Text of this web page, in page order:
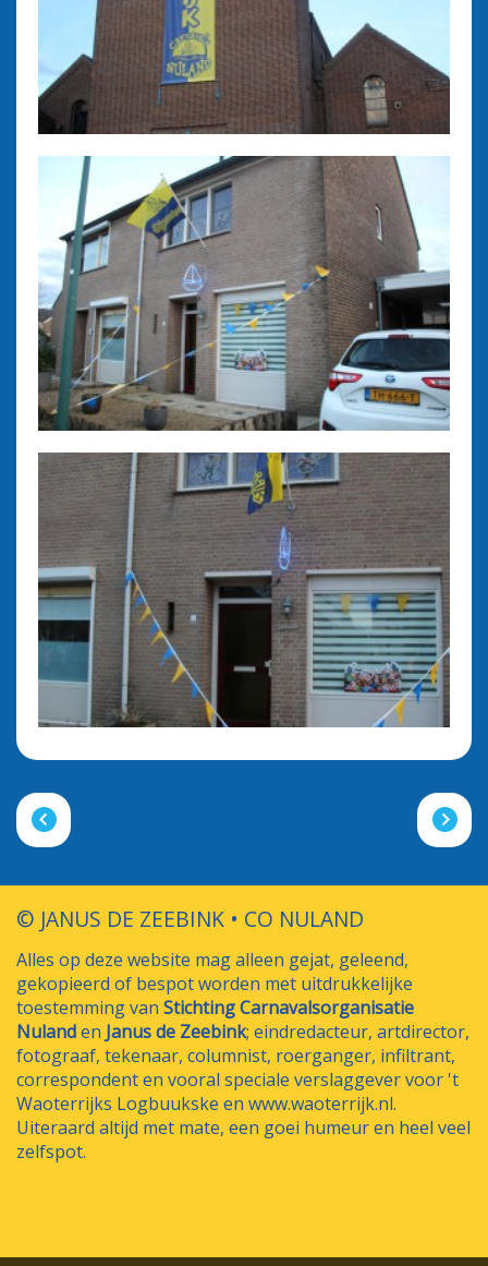
© JANUS DE ZEEBINK • CO NULAND
Alles op deze website mag alleen gejat, geleend,
gekopieerd of bespot worden met uitdrukkelijke
toestemming van Stichting Carnavalsorganisatie
Nulanden Janus de Zeebink; eindredacteur, artdirector,
fotograaf, tekenaar, columnist, roerganger, infiltrant,
correspondent en vooral speciale verslaggever voor 't
Waoterrijks Logbuukske en www.waoterrijk.nl.
Uiteraard altijd met mate, een goei humeur en heel veel
zelfspot.